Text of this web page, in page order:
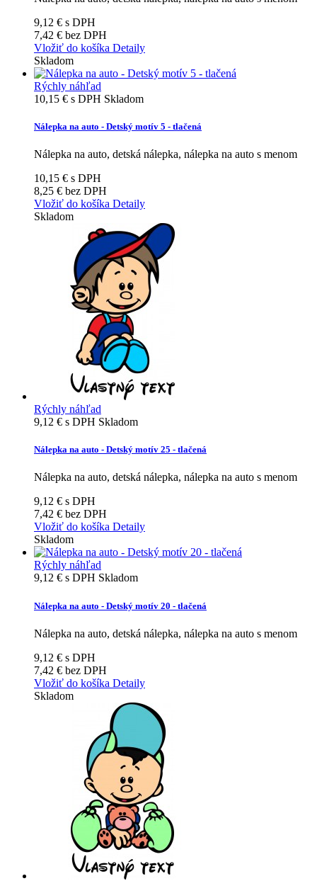
9,12 € s DPH
7,42 € bez DPH
Vložiť do košíka Detaily
Skladom
Rýchly náhľad
10,15 € s DPH Skladom
Nálepka na auto - Detský motív 5 - tlačená
Nálepka na auto, detská nálepka, nálepka na auto s menom
10,15 € s DPH
8,25 € bez DPH
Vložiť do košíka Detaily
Skladom
Rýchly náhľad
9,12 € s DPH Skladom
Nálepka na auto - Detský motív 25 - tlačená
Nálepka na auto, detská nálepka, nálepka na auto s menom
9,12 € s DPH
7,42 € bez DPH
Vložiť do košíka Detaily
Skladom
Rýchly náhľad
9,12 € s DPH Skladom
Nálepka na auto - Detský motív 20 - tlačená
Nálepka na auto, detská nálepka, nálepka na auto s menom
9,12 € s DPH
7,42 € bez DPH
Vložiť do košíka Detaily
Skladom